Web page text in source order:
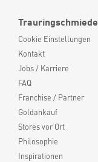
Trauringschmiede
Cookie Einstellungen
Kontakt
Jobs / Karriere
FAQ
Franchise / Partner
Goldankauf
Stores vor Ort
Philosophie
Inspirationen